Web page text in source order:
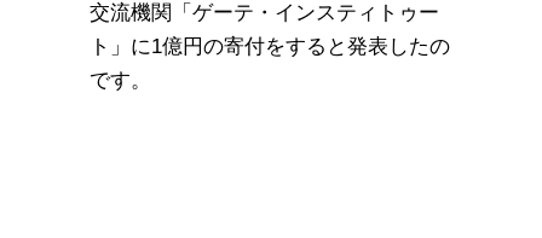
交流機関「ゲーテ・インスティトゥー
ト」に1億円の寄付をすると発表したの
です。